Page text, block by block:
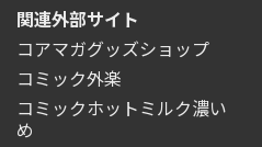
関連外部サイト
コアマガグッズショップ
コミック外楽
コミックホットミルク濃い
め